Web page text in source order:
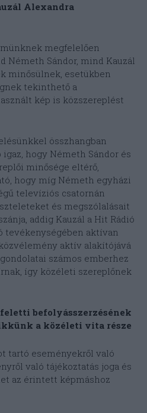
Alexandra
megfelelően
Németh Sándor, mind Kauzál
minősülnek, esetükben
tekinthető a
kép is közszereplést
összhangban
hogy Németh Sándor és
minősége eltérő,
hogy míg Németh egyházi
televíziós csatornán
és megszólalásait
addig Kauzál a Hit Rádió
tevékenységében aktívan
aktív alakítójává
számos emberhez
így közéleti szereplőnek
befolyásszerzésének
a közéleti vita része
tartó eseményekről való
való tájékoztatás joga és
az érintett képmáshoz